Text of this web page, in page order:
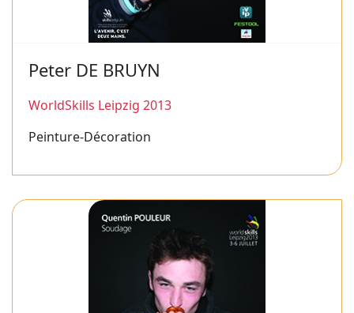
Peter DE BRUYN
WorldSkills Leipzig 2013
Peinture-Décoration